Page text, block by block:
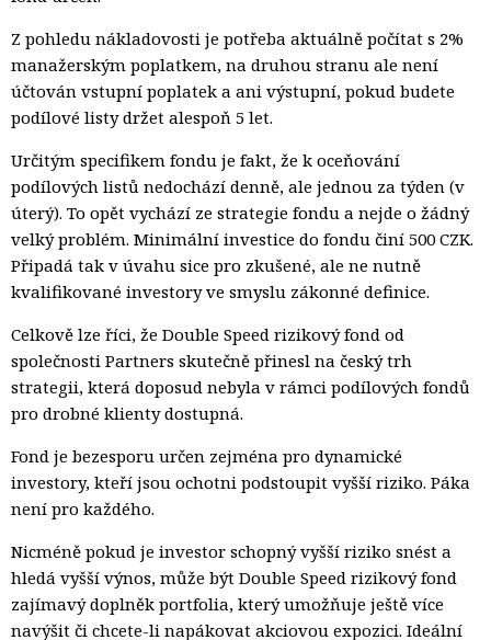
Z pohledu nákladovosti je potřeba aktuálně počítat s 2%
manažerským poplatkem, na druhou stranu ale není
účtován vstupní poplatek a ani výstupní, pokud budete
podílové listy držet alespoň 5 let.
Určitým specifikem fondu je fakt, že k oceňování
podílových listů nedochází denně, ale jednou za týden (v
úterý). To opět vychází ze strategie fondu a nejde o žádný
velký problém. Minimální investice do fondu činí 500 CZK.
Připadá tak v úvahu sice pro zkušené, ale ne nutně
kvalifikované investory ve smyslu zákonné definice.
Celkově lze říci, že Double Speed rizikový fond od
společnosti Partners skutečně přinesl na český trh
strategii, která doposud nebyla v rámci podílových fondů
pro drobné klienty dostupná.
Fond je bezesporu určen zejména pro dynamické
investory, kteří jsou ochotni podstoupit vyšší riziko. Páka
není pro každého.
Nicméně pokud je investor schopný vyšší riziko snést a
hledá vyšší výnos, může být Double Speed rizikový fond
zajímavý doplněk portfolia, který umožňuje ještě více
navýšit či chcete-li napákovat akciovou expozici. Ideální